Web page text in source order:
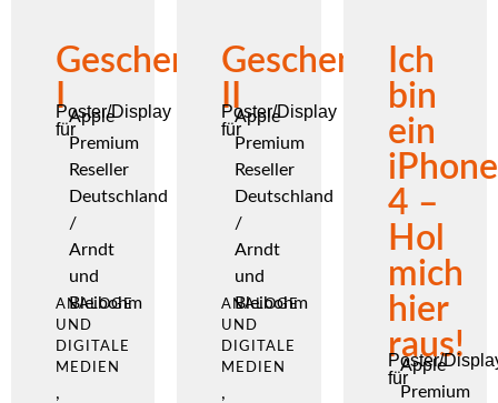
Geschenkeladen
I
Poster/Display
für
Apple
Premium
Reseller
Deutschland
/
Arndt
und
Bleibohm
ANALOGE
UND
DIGITALE
MEDIEN
,
Geschenkeladen
II
Poster/Display
für
Apple
Premium
Reseller
Deutschland
/
Arndt
und
Bleibohm
ANALOGE
UND
DIGITALE
MEDIEN
,
Ich
bin
ein
iPhone
4 –
Hol
mich
hier
raus!
Poster/
für
Apple
Premium